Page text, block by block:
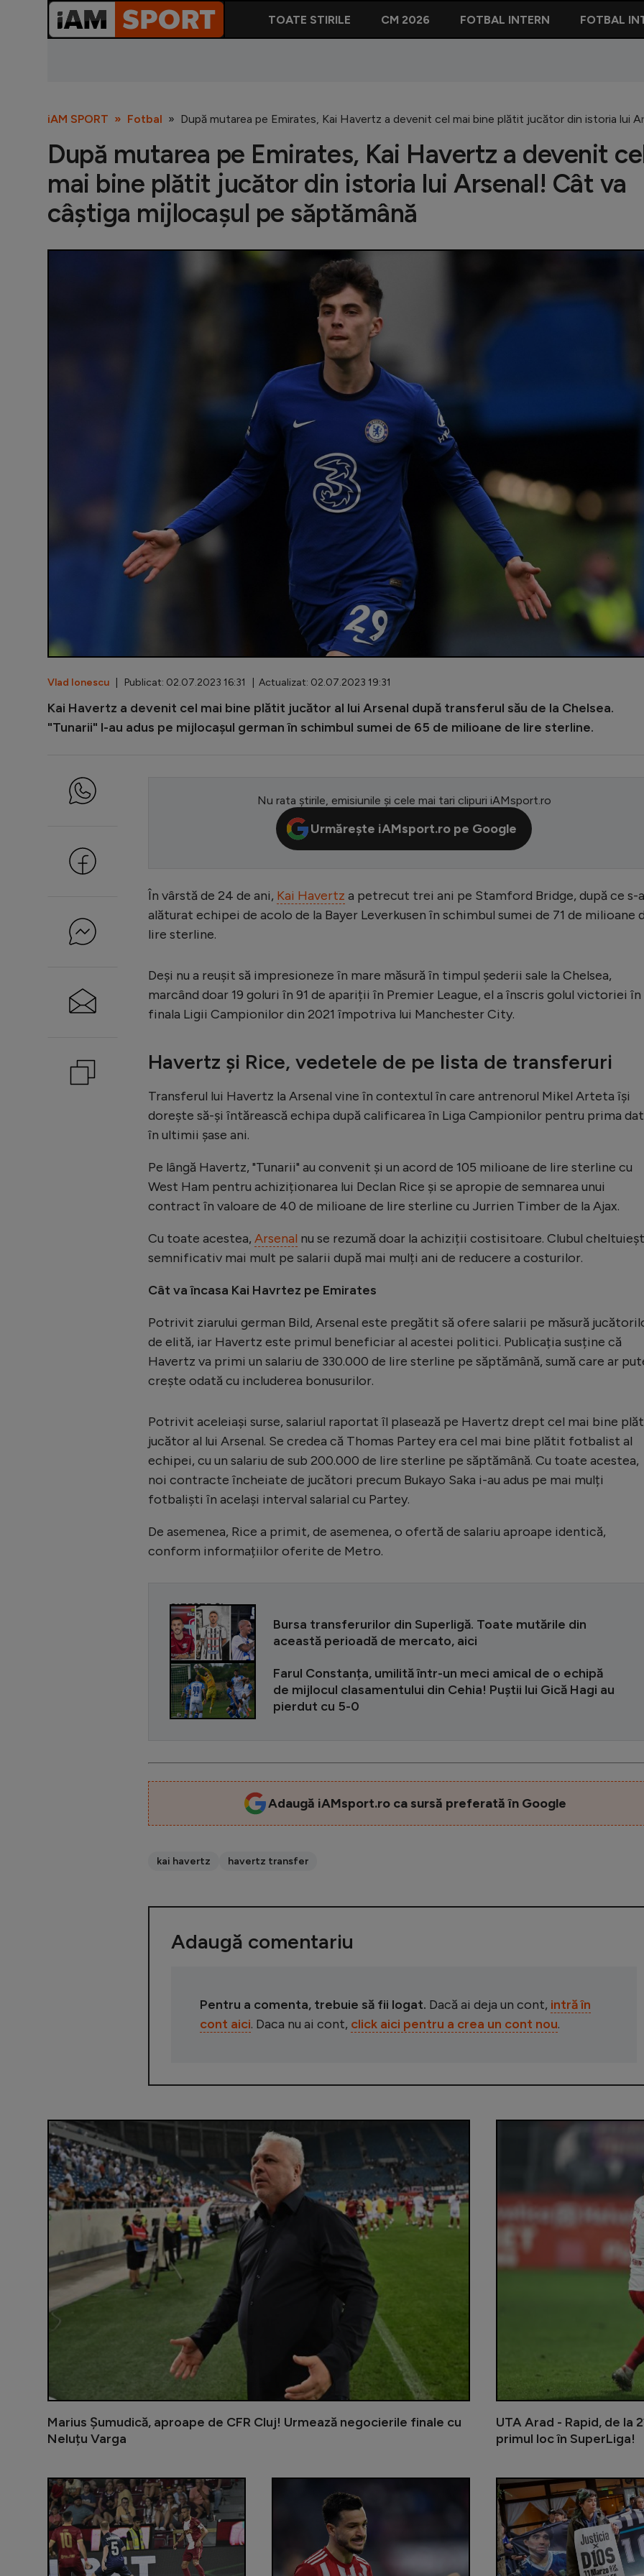
TOATE STIRILE CM 2026 FOTBAL INTERN FOTBAL
iAM SPORT Fotbal După mutarea pe Emirates, Kai Havertz a devenit cel mai bine plătit jucător din istoria lui
După mutarea pe Emirates, Kai Havertz a devenit
mai bine plătit jucător din istoria lui Arsenal! Cât va
câștiga mijlocașul pe săptămână
Vlad Ionescu | Publicat: 02.07.2023 16:31 | Actualizat: 02.07.2023 19:31
Kai Havertz a devenit cel mai bine plătit jucător al lui Arsenal după transferul său de la Chelsea.
"Tunarii" l-au adus pe mijlocașul german în schimbul sumei de 65 de milioane de lire sterline.
Nu rata știrile, emisiunile și cele mai tari clipuri iAMsport.ro
Urmărește iAMsport.ro pe Google
În vârstă de 24 de ani, Kai Havertz a petrecut trei ani pe Stamford Bridge, după ce s-a
alăturat echipei de acolo de la Bayer Leverkusen în schimbul sumei de 71 de milioane
lire sterline.
Deși nu a reușit să impresioneze în mare măsură în timpul șederii sale la Chelsea,
marcând doar 19 goluri în 91 de apariții în Premier League, el a înscris golul victoriei în
finala Ligii Campionilor din 2021 împotriva lui Manchester City.
Havertz și Rice, vedetele de pe lista de transferuri
Transferul lui Havertz la Arsenal vine în contextul în care antrenorul Mikel Arteta își
dorește să-și întărească echipa după calificarea în Liga Campionilor pentru prima
în ultimii șase ani.
Pe lângă Havertz, "Tunarii" au convenit și un acord de 105 milioane de lire sterline cu
West Ham pentru achiziționarea lui Declan Rice și se apropie de semnarea unui
contract în valoare de 40 de milioane de lire sterline cu Jurrien Timber de la Ajax.
Cu toate acestea, Arsenal nu se rezumă doar la achiziții costisitoare. Clubul
semnificativ mai mult pe salarii după mai mulți ani de reducere a costurilor.
Cât va încasa Kai Havrtez pe Emirates
Potrivit ziarului german Bild, Arsenal este pregătit să ofere salarii pe măsură
de elită, iar Havertz este primul beneficiar al acestei politici. Publicația susține că
Havertz va primi un salariu de 330.000 de lire sterline pe săptămână, sumă care ar
crește odată cu includerea bonusurilor.
Potrivit aceleiași surse, salariul raportat îl plasează pe Havertz drept cel mai bine
jucător al lui Arsenal. Se credea că Thomas Partey era cel mai bine plătit fotbalist al
echipei, cu un salariu de sub 200.000 de lire sterline pe săptămână. Cu toate acestea,
noi contracte încheiate de jucători precum Bukayo Saka i-au adus pe mai mulți
fotbaliști în același interval salarial cu Partey.
De asemenea, Rice a primit, de asemenea, o ofertă de salariu aproape identică,
conform informațiilor oferite de Metro.
CITEȘTE ȘI
Bursa transferurilor din Superligă. Toate mutările din
această perioadă de mercato, aici
Farul Constanța, umilită într-un meci amical de o echipă
de mijlocul clasamentului din Cehia! Puștii lui Gică Hagi au
pierdut cu 5-0
Adaugă iAMsport.ro ca sursă preferată în Google
kai havertz havertz transfer
Adaugă comentariu
Pentru a comenta, trebuie să fii logat. Dacă ai deja un cont, intră în
cont aici. Daca nu ai cont, click aici pentru a crea un cont nou.
Marius Șumudică, aproape de CFR Cluj! Urmează negocierile finale cu
Neluțu Varga
UTA Arad - Rapid, de la
primul loc în SuperLiga!
Neluțu Varga a decis cine va